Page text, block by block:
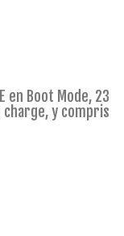
en Boot Mode, 23
y compris